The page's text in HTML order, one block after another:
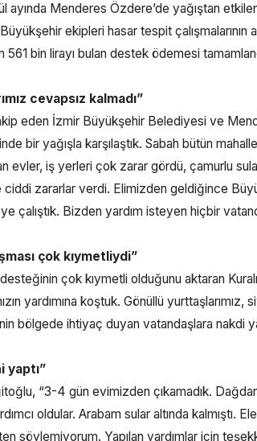
Menderes Özdere’de yağıştan
ekipleri hasar tespit çalışmalarının
561 bin lirayı bulan destek ödemesi
cevapsız kalmadı”
eden İzmir Büyükşehir Belediyesi ve
bir yağışla karşılaştık. Sabah bütün
evler, iş yerleri çok zarar gördü, çamurlu
ciddi zararlar verdi. Elimizden geldiğince
çalıştık. Bizden yardım isteyen hiçbir
çok kıymetliydi”
çok kıymetli olduğunu aktaran
yardımına koştuk. Gönüllü
bölgede ihtiyaç duyan vatandaşlara nakdi
yaptı”
“3-4 gün evimizden çıkamadık.
oldular. Arabam sular altında kalmıştı.
söylemiyorum. Yapılan yardımlar için